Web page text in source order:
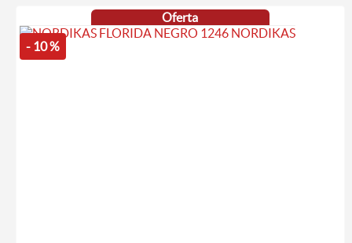
Oferta
- 10 %